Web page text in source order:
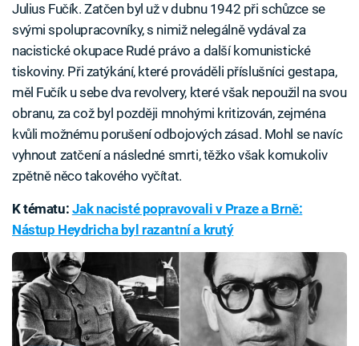
Julius Fučík. Zatčen byl už v dubnu 1942 při schůzce se
svými spolupracovníky, s nimiž nelegálně vydával za
nacistické okupace Rudé právo a další komunistické
tiskoviny. Při zatýkání, které prováděli příslušníci gestapa,
měl Fučík u sebe dva revolvery, které však nepoužil na svou
obranu, za což byl později mnohými kritizován, zejména
kvůli možnému porušení odbojových zásad. Mohl se navíc
vyhnout zatčení a následné smrti, těžko však komukoliv
zpětně něco takového vyčítat.
K tématu: Jak nacisté popravovali v Praze a Brně:
Nástup Heydricha byl razantní a krutý